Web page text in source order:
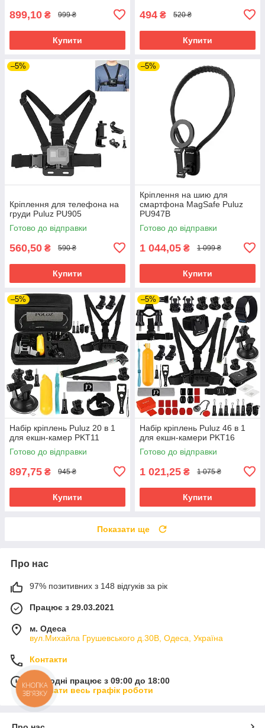
899,10 ₴ 999 ₴
Купити
494 ₴ 520 ₴
Купити
–5%
Кріплення для телефона на
груди Puluz PU905
Готово до відправки
560,50 ₴ 590 ₴
Купити
–5%
Кріплення на шию для
смартфона MagSafe Puluz
PU947B
Готово до відправки
1 044,05 ₴ 1 099 ₴
Купити
–5%
Набір кріплень Puluz 20 в 1
для екшн-камер PKT11
Готово до відправки
897,75 ₴ 945 ₴
Купити
–5%
Набір кріплень Puluz 46 в 1
для екшн-камери PKT16
Готово до відправки
1 021,25 ₴ 1 075 ₴
Купити
Показати ще
Про нас
97% позитивних з 148 відгуків за рік
Працює з 29.03.2021
м. Одеса
вул.Михайла Грушевського д.30В, Одеса, Україна
Контакти
Сьогодні працює з 09:00 до 18:00
Показати весь графік роботи
КНОПКА
ЗВ'ЯЗКУ